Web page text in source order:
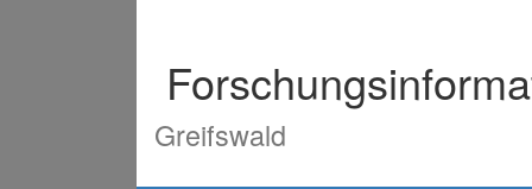
Greifswald